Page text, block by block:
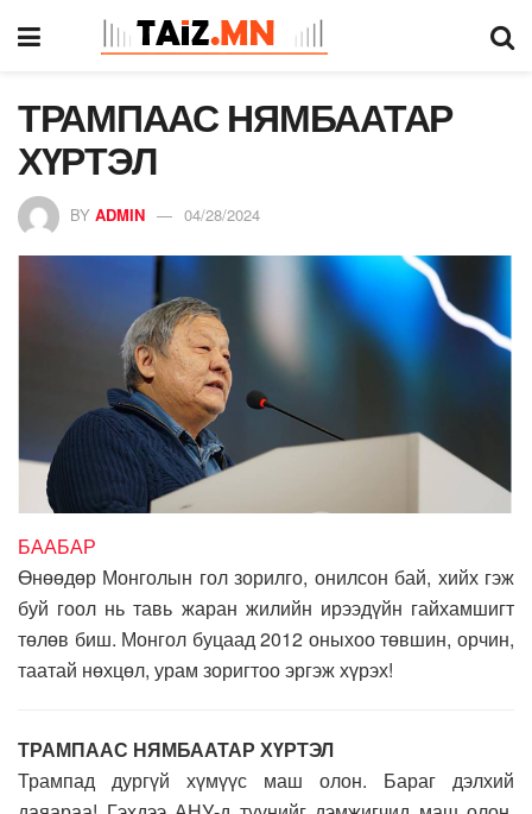
ТРАМПААС НЯМБААТАР
ХҮРТЭЛ
BY ADMIN 04/28/2024
БААБАР
Өнөөдөр Монголын гол зорилго, онилсон бай, хийх гэж
буй гоол нь тавь жаран жилийн ирээдүйн гайхамшигт
төлөв биш. Монгол буцаад 2012 оныхоо төвшин, орчин,
таатай нөхцөл, урам зоригтоо эргэж хүрэх! ​
ТРАМПААС НЯМБААТАР ХҮРТЭЛ
Трампад дургүй хүмүүс маш олон. Бараг дэлхий